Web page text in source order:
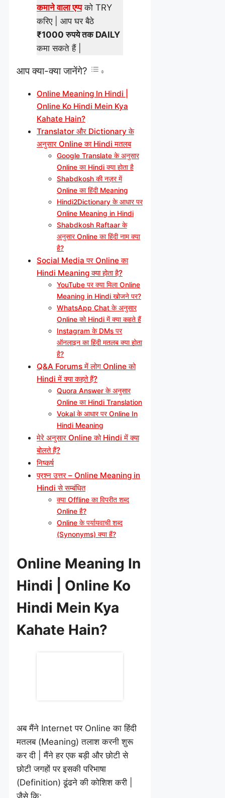
कमाने वाला एप्पको TRY
करिए | आप घर बैठे
₹1000 रुपये तक DAILY
कमा सकते हैं |
आप क्या-क्या जानेंगे?
Online Meaning In Hindi |
Online Ko Hindi Mein Kya
Kahate Hain?
Translator और Dictionary के
अनुसार Online का Hindi मतलब
Google Translate के अनुसार
Online का Hindi क्या होता है
Shabdkosh की नज़र में
Online का हिंदी Meaning
Hindi2Dictionary के आधार पर
Online Meaning in Hindi
Shabdkosh Raftaar के
अनुसार Online का हिंदी नाम क्या
है?
Social Media पर Online का
Hindi Meaning क्या होता है?
YouTube पर क्या मिला Online
Meaning in Hindi खोजने पर?
WhatsApp Chat के अनुसार
Online को Hindi में क्या कहते हैं
Instagram के DMs पर
ऑनलाइन का हिंदी मतलब क्या होता
है?
Q&A Forums में लोग Online को
Hindi में क्या कहते हैं?
Quora Answer के अनुसार
Online का Hindi Translation
Vokal के आधार पर Online In
Hindi Meaning
मेरे अनुसार Online को Hindi में क्या
बोलते हैं?
निष्कर्ष
प्रश्न उत्तर – Online Meaning in
Hindi से सम्बंधित
क्या Offline का विपरीत शब्द
Online है?
Online के पर्यायवाची शब्द
(Synonyms) क्या हैं?
Online Meaning In
Hindi | Online Ko
Hindi Mein Kya
Kahate Hain?
अब मैंने Internet पर Online का हिंदी
मतलब (Meaning) तलाश करनी शुरू
कर दी | मैंने हर एक बड़ी और छोटी से
छोटी जगहों पर इसकी परिभाषा
(Definition) ढूंढने की कोशिश करी |